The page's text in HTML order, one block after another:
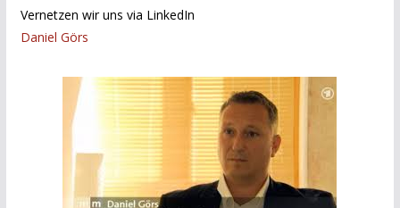
Vernetzen wir uns via LinkedIn
Daniel Görs